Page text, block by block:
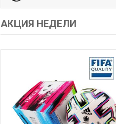
АКЦИЯ НЕДЕЛИ